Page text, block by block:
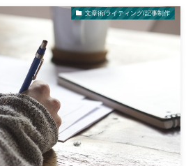
文章術/ライティング/記事制作